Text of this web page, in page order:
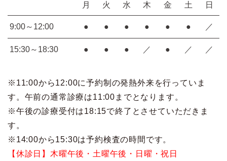
月 火 水 木 金 土 日
9:00～12:00 ● ● ● ● ● ● ／
15:30～18:30 ● ● ● ／ ● ／ ／
※11:00から12:00に予約制の発熱外来を行っていま
す。午前の通常診療は11:00までとなります。
※午後の診療受付は18:15で終了とさせていただきま
す。
※14:00から15:30は予約検査の時間です。
【休診日】木曜午後・土曜午後・日曜・祝日